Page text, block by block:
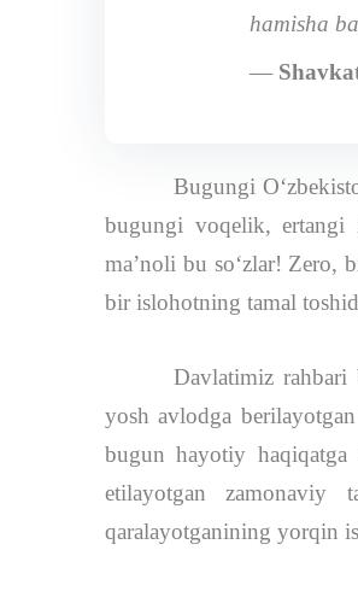
hamisha
—
Bugungi
bugungi voqelik, ertangi
maʼnoli bu so‘zlar! Zero,
bir islohotning tamal
Davlatimiz
yosh avlodga
bugun hayotiy haqiqatga
etilayotgan
qaralayotganining yorqin